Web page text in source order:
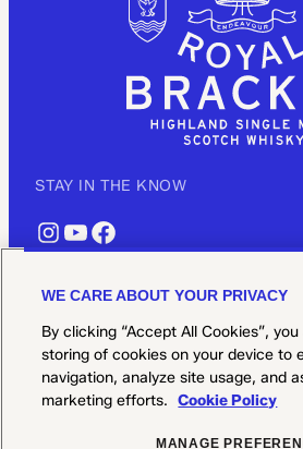
STAY IN THE KNOW
INSTAGRAMYOUTUBE FACEBOOK
OUR WHISKY
SHOP
CONTACT US
WE CARE ABOUT YOUR PRIVACY
By clicking “Accept All Cookies”,
storing of cookies on your device to
navigation, analyze site usage, and
marketing efforts.
Cookie Policy
MANAGE